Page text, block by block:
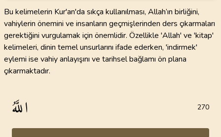
Bu kelimelerin Kur'an'da sıkça kullanılması, Allah’ın birliğini,
vahiylerin önemini ve insanların geçmişlerinden ders çıkarmaları
gerektiğini vurgulamak için önemlidir. Özellikle 'Allah' ve 'kitap'
kelimeleri, dinin temel unsurlarını ifade ederken, 'indirmek'
eylemi ise vahiy anlayışını ve tarihsel bağlamı ön plana
çıkarmaktadır.
اللَّهُ 270